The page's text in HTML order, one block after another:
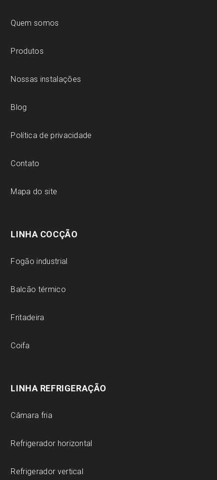
Quem somos
Produtos
Nossas instalações
Blog
Política de privacidade
Contato
Mapa do site
LINHA COCÇÃO
Fogão industrial
Balcão térmico
Fritadeira
Coifa
LINHA REFRIGERAÇÃO
Câmara fria
Refrigerador horizontal
Refrigerador vertical